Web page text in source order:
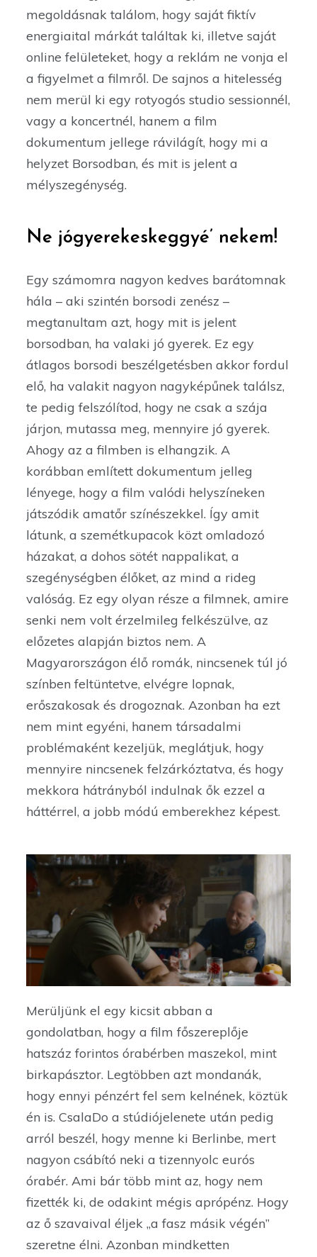
megoldásnak találom, hogy saját fiktív
energiaital márkát találtak ki, illetve saját
online felületeket, hogy a reklám ne vonja el
a figyelmet a filmről. De sajnos a hitelesség
nem merül ki egy rotyogós studio sessionnél,
vagy a koncertnél, hanem a film
dokumentum jellege rávilágít, hogy mi a
helyzet Borsodban, és mit is jelent a
mélyszegénység.
Ne jógyerekeskeggyé’ nekem!
Egy számomra nagyon kedves barátomnak
hála – aki szintén borsodi zenész –
megtanultam azt, hogy mit is jelent
borsodban, ha valaki jó gyerek. Ez egy
átlagos borsodi beszélgetésben akkor fordul
elő, ha valakit nagyon nagyképűnek találsz,
te pedig felszólítod, hogy ne csak a szája
járjon, mutassa meg, mennyire jó gyerek.
Ahogy az a filmben is elhangzik. A
korábban említett dokumentum jelleg
lényege, hogy a film valódi helyszíneken
játszódik amatőr színészekkel. Így amit
látunk, a szemétkupacok közt omladozó
házakat, a dohos sötét nappalikat, a
szegénységben élőket, az mind a rideg
valóság. Ez egy olyan része a filmnek, amire
senki nem volt érzelmileg felkészülve, az
előzetes alapján biztos nem. A
Magyarországon élő romák, nincsenek túl jó
színben feltüntetve, elvégre lopnak,
erőszakosak és drogoznak. Azonban ha ezt
nem mint egyéni, hanem társadalmi
problémaként kezeljük, meglátjuk, hogy
mennyire nincsenek felzárkóztatva, és hogy
mekkora hátrányból indulnak ők ezzel a
háttérrel, a jobb módú emberekhez képest.
Merüljünk el egy kicsit abban a
gondolatban, hogy a film főszereplője
hatszáz forintos órabérben maszekol, mint
birkapásztor. Legtöbben azt mondanák,
hogy ennyi pénzért fel sem kelnének, köztük
én is. CsalaDo a stúdiójelenete után pedig
arról beszél, hogy menne ki Berlinbe, mert
nagyon csábító neki a tizennyolc eurós
órabér. Ami bár több mint az, hogy nem
fizették ki, de odakint mégis aprópénz. Hogy
az ő szavaival éljek ,,a fasz másik végén’’
szeretne élni. Azonban mindketten